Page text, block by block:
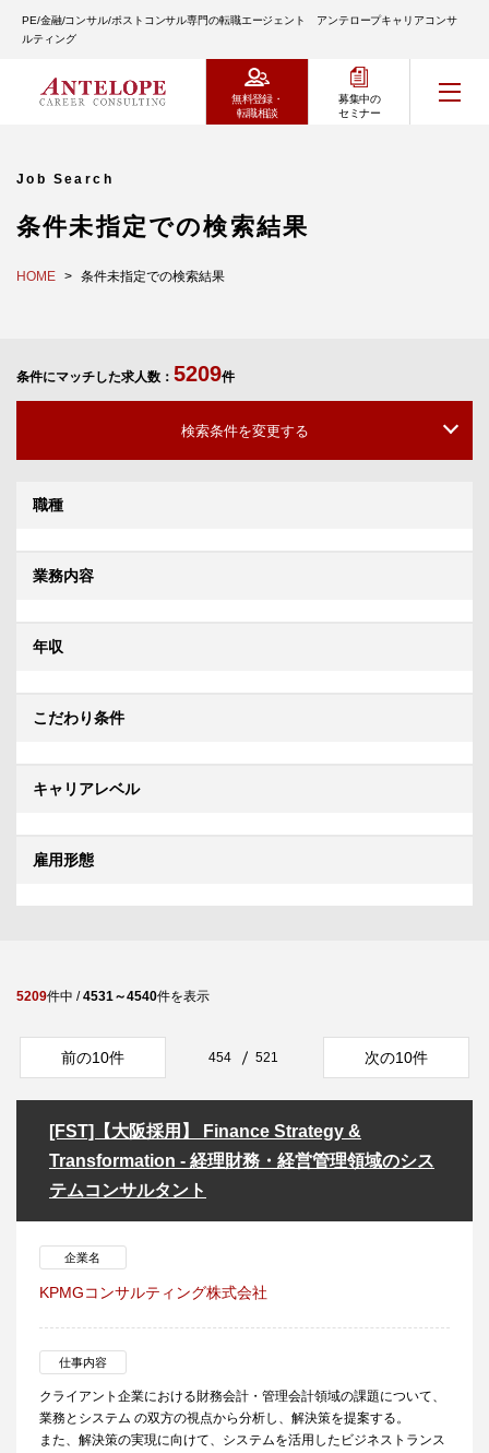
PE/金融/コンサル/ポストコンサル専門の転職エージェント アンテロープキャリアコンサ
ルティング
無料登録・
転職相談
募集中の
セミナー
Job Search
条件未指定での検索結果
HOME 条件未指定での検索結果
条件にマッチした求人数： 5209件
検索条件を変更する
職種
業務内容
年収
こだわり条件
キャリアレベル
雇用形態
5209件中 /4531～4540件を表示
前の10件 454 521 次の10件
[FST]【大阪採用】 Finance Strategy &
Transformation - 経理財務・経営管理領域のシス
テムコンサルタント
企業名
KPMGコンサルティング株式会社
仕事内容
クライアント企業における財務会計・管理会計領域の課題について、
業務とシステム の双方の視点から分析し、解決策を提案する。
また、解決策の実現に向けて、システムを活用したビジネストランス